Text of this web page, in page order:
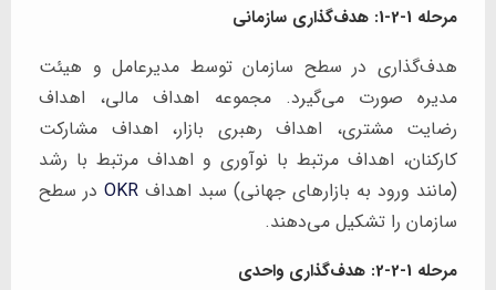
مرحله 1-2-1: هدف‌گذاری سازمانی
هدف‌گذاری در سطح سازمان توسط مدیرعامل و هیئت
مدیره صورت می‌گیرد. مجموعه اهداف مالی، اهداف
رضایت مشتری، اهداف رهبری بازار، اهداف مشارکت
کارکنان، اهداف مرتبط با نوآوری و اهداف مرتبط با رشد
(مانند ورود به بازارهای جهانی) سبد اهداف OKR در سطح
سازمان را تشکیل می‌دهند.
مرحله 1-2-2: هدف‌گذاری واحدی